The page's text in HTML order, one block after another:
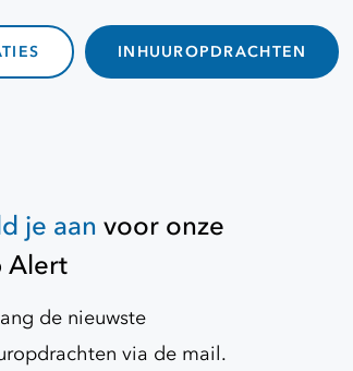
INHUUROPDRACHTEN
je aan voor onze
Alert
de nieuwste
via de mail.